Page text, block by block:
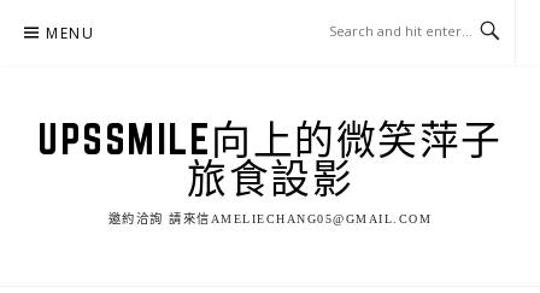
MENU
UPSSMILE向上的微笑萍子
旅食設影
邀約洽詢 請來信AMELIECHANG05@GMAIL.COM